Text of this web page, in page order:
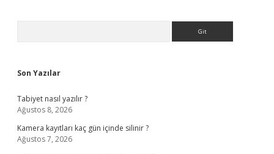
Son Yazılar
Tabiyet nasıl yazılır ?
Ağustos 8, 2026
Kamera kayıtları kaç gün içinde silinir ?
Ağustos 7, 2026